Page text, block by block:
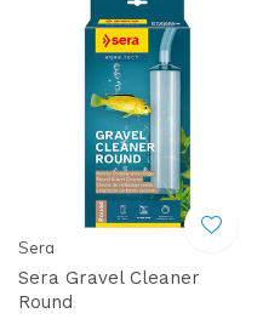
Sera
Sera Gravel Cleaner
Round